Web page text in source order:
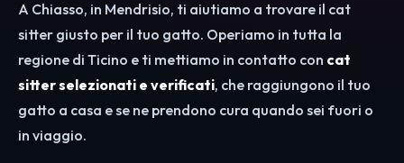
A Chiasso, in Mendrisio, ti aiutiamo a trovare il cat
sitter giusto per il tuo gatto. Operiamo in tutta la
regione di Ticino e ti mettiamo in contatto con cat
sitter selezionati e verificati, che raggiungono il tuo
gatto a casa e se ne prendono cura quando sei fuori o
in viaggio.